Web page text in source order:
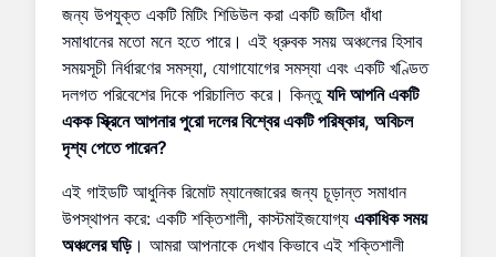
জন্য উপযুক্ত একটি মিটিং শিডিউল করা একটি জটিল ধাঁধা
সমাধানের মতো মনে হতে পারে। এই ধ্রুবক সময় অঞ্চলের হিসাব
সময়সূচী নির্ধারণের সমস্যা, যোগাযোগের সমস্যা এবং একটি খণ্ডিত
দলগত পরিবেশের দিকে পরিচালিত করে। কিন্তু যদি আপনি একটি
একক স্ক্রিনে আপনার পুরো দলের বিশ্বের একটি পরিষ্কার, অবিচল
দৃশ্য পেতে পারেন?
এই গাইডটি আধুনিক রিমোট ম্যানেজারের জন্য চূড়ান্ত সমাধান
উপস্থাপন করে: একটি শক্তিশালী, কাস্টমাইজযোগ্য একাধিক সময়
অঞ্চলের ঘড়ি। আমরা আপনাকে দেখাব কিভাবে এই শক্তিশালী